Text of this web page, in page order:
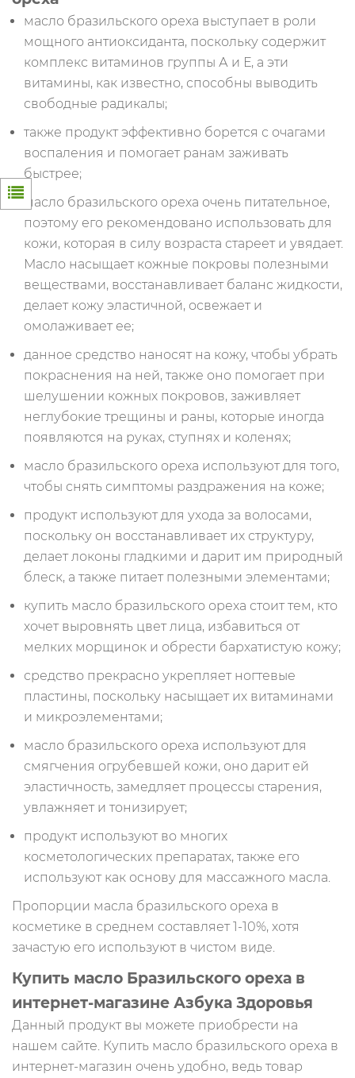
масло бразильского ореха выступает в роли
мощного антиоксиданта, поскольку содержит
комплекс витаминов группы А и Е, а эти
витамины, как известно, способны выводить
свободные радикалы;
также продукт эффективно борется с очагами
воспаления и помогает ранам заживать
быстрее;
масло бразильского ореха очень питательное,
поэтому его рекомендовано использовать для
кожи, которая в силу возраста стареет и увядает.
Масло насыщает кожные покровы полезными
веществами, восстанавливает баланс жидкости,
делает кожу эластичной, освежает и
омолаживает ее;
данное средство наносят на кожу, чтобы убрать
покраснения на ней, также оно помогает при
шелушении кожных покровов, заживляет
неглубокие трещины и раны, которые иногда
появляются на руках, ступнях и коленях;
масло бразильского ореха используют для того,
чтобы снять симптомы раздражения на коже;
продукт используют для ухода за волосами,
поскольку он восстанавливает их структуру,
делает локоны гладкими и дарит им природный
блеск, а также питает полезными элементами;
купить масло бразильского ореха стоит тем, кто
хочет выровнять цвет лица, избавиться от
мелких морщинок и обрести бархатистую кожу;
средство прекрасно укрепляет ногтевые
пластины, поскольку насыщает их витаминами
и микроэлементами;
масло бразильского ореха используют для
смягчения огрубевшей кожи, оно дарит ей
эластичность, замедляет процессы старения,
увлажняет и тонизирует;
продукт используют во многих
косметологических препаратах, также его
используют как основу для массажного масла.
Пропорции масла бразильского ореха в
косметике в среднем составляет 1-10%, хотя
зачастую его используют в чистом виде.
Купить масло Бразильского ореха в
интернет-магазине Азбука Здоровья
Данный продукт вы можете приобрести на
нашем сайте. Купить масло бразильского ореха в
интернет-магазин очень удобно, ведь товар